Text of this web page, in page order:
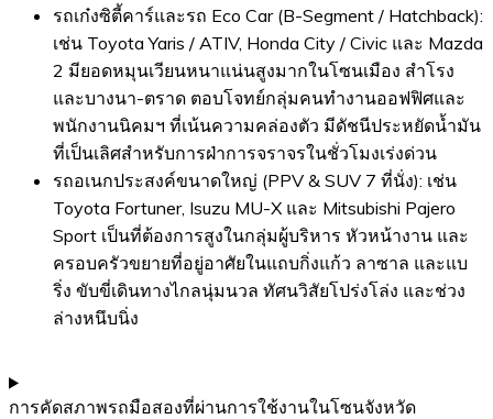
รถเก๋งซิตี้คาร์และรถ Eco Car (B-Segment / Hatchback):
เช่น Toyota Yaris / ATIV, Honda City / Civic และ Mazda
2 มียอดหมุนเวียนหนาแน่นสูงมากในโซนเมือง สำโรง
และบางนา-ตราด ตอบโจทย์กลุ่มคนทำงานออฟฟิศและ
พนักงานนิคมฯ ที่เน้นความคล่องตัว มีดัชนีประหยัดน้ำมัน
ที่เป็นเลิศสำหรับการฝ่าการจราจรในชั่วโมงเร่งด่วน
รถอเนกประสงค์ขนาดใหญ่ (PPV & SUV 7 ที่นั่ง): เช่น
Toyota Fortuner, Isuzu MU-X และ Mitsubishi Pajero
Sport เป็นที่ต้องการสูงในกลุ่มผู้บริหาร หัวหน้างาน และ
ครอบครัวขยายที่อยู่อาศัยในแถบกิ่งแก้ว ลาซาล และแบ
ริ่ง ขับขี่เดินทางไกลนุ่มนวล ทัศนวิสัยโปร่งโล่ง และช่วง
ล่างหนึบนิ่ง
การคัดสภาพรถมือสองที่ผ่านการใช้งานในโซนจังหวัด